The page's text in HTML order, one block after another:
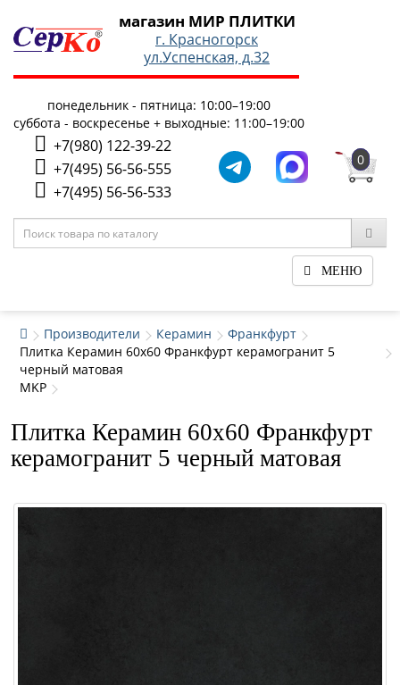
магазин МИР ПЛИТКИ
г. Красногорск
ул.Успенская, д.32
понедельник - пятница: 10:00–19:00
суббота - воскресенье + выходные: 11:00–19:00
+7(980) 122-39-22
+7(495) 56-56-555
+7(495) 56-56-533
0
МЕНЮ
Производители Керамин
Франкфурт
Плитка Керамин 60x60 Франкфурт керамогранит 5
черный матовая
MKP
Плитка Керамин 60x60 Франкфурт
керамогранит 5 черный матовая